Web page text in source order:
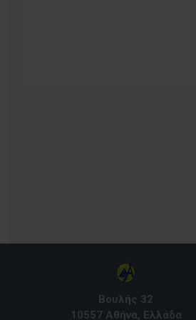
Βουλής 32
10557 Αθήνα, Ελλάδα